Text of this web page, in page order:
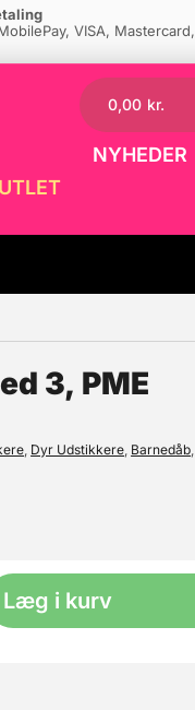
VISA, Mastercard,
0,00 kr.
NYHEDER
3, PME
, Dyr Udstikkere, Barnedåb,
Læg i kurv